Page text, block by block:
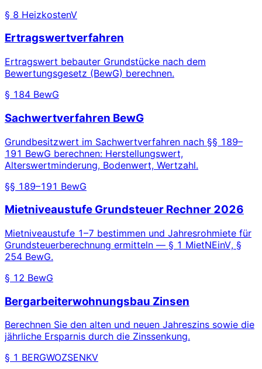
§ 8 HeizkostenV
Ertragswertverfahren
Ertragswert bebauter Grundstücke nach dem
Bewertungsgesetz (BewG) berechnen.
§ 184 BewG
Sachwertverfahren BewG
Grundbesitzwert im Sachwertverfahren nach §§ 189–
191 BewG berechnen: Herstellungswert,
Alterswertminderung, Bodenwert, Wertzahl.
§§ 189–191 BewG
Mietniveaustufe Grundsteuer Rechner 2026
Mietniveaustufe 1–7 bestimmen und Jahresrohmiete für
Grundsteuerberechnung ermitteln — § 1 MietNEinV, §
254 BewG.
§ 12 BewG
Bergarbeiterwohnungsbau Zinsen
Berechnen Sie den alten und neuen Jahreszins sowie die
jährliche Ersparnis durch die Zinssenkung.
§ 1 BERGWOZSENKV